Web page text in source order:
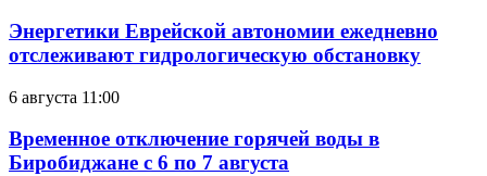
Энергетики Еврейской автономии ежедневно
отслеживают гидрологическую обстановку
6 августа 11:00
Временное отключение горячей воды в
Биробиджане с 6 по 7 августа